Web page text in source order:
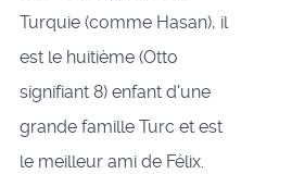
Turquie (comme Hasan), il
est le huitième (Otto
signifiant 8) enfant d'une
grande famille Turc et est
le meilleur ami de Félix.